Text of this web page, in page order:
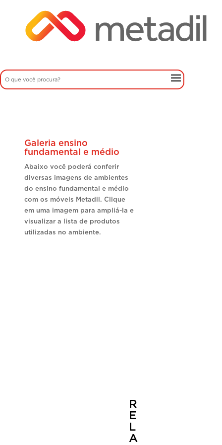
Galeria ensino
fundamental e médio
Abaixo você poderá conferir
diversas imagens de ambientes
do ensino fundamental e médio
com os móveis Metadil. Clique
em uma imagem para ampliá-la e
visualizar a lista de produtos
utilizadas no ambiente.
R
E
L
A